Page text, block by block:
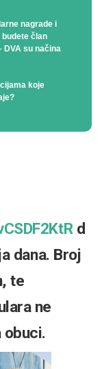
nagrade i
član
DVA su načina
koje
d
dana. Broj
te
ne
obuci.